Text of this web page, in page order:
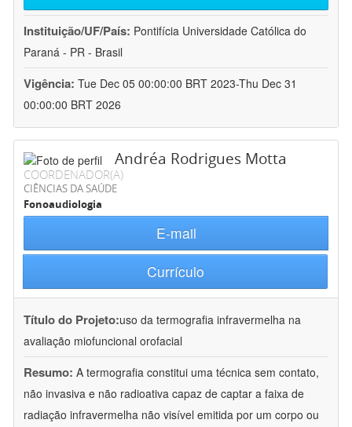
Instituição/UF/País: Pontifícia Universidade Católica do
Paraná - PR - Brasil
Vigência: Tue Dec 05 00:00:00 BRT 2023-Thu Dec 31
00:00:00 BRT 2026
Andréa Rodrigues Motta
COORDENADOR(A)
CIÊNCIAS DA SAÚDE
Fonoaudiologia
E-mail
Currículo
Título do Projeto:uso da termografia infravermelha na
avaliação miofuncional orofacial
Resumo: A termografia constitui uma técnica sem contato,
não invasiva e não radioativa capaz de captar a faixa de
radiação infravermelha não visível emitida por um corpo ou